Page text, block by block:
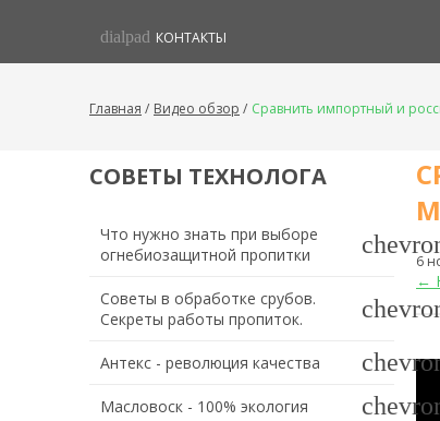
dialpad КОНТАКТЫ
Главная Видео обзор Сравнить импортный и
6
←
СОВЕТЫ ТЕХНОЛОГА
Что нужно знать при выборе
огнебиозащитной пропитки
Советы в обработке срубов.
Секреты работы пропиток.
Антекс - революция качества
Масловоск - 100% экология